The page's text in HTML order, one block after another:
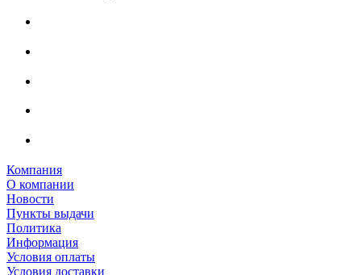
Компания
О компании
Новости
Пункты выдачи
Политика
Информация
Условия оплаты
Условия доставки